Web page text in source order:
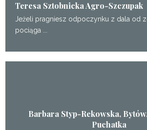
Teresa Sztobnicka Agro-Szczupak
Jeżeli pragniesz odpoczynku z dala od
pociąga ...
Barbara Styp-Rekowska,
Puchatka